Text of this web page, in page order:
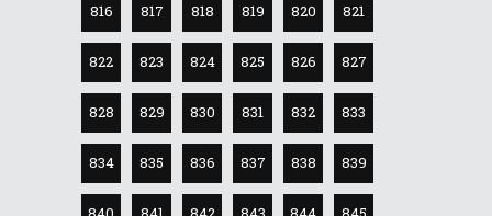
816 817 818 819 820 821
822 823 824 825 826 827
828 829 830 831 832 833
834 835 836 837 838 839